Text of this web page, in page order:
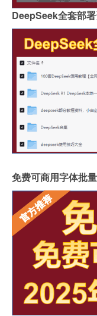
DeepSeek全套部
免费可商用字体批